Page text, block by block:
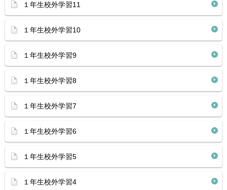
１年生校外学習11
１年生校外学習10
１年生校外学習9
１年生校外学習8
１年生校外学習7
１年生校外学習6
１年生校外学習5
１年生校外学習4